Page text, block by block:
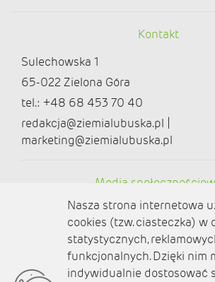
Kontakt
Sulechowska 1
65-022 Zielona Góra
tel.: +48 68 453 70 40
redakcja@ziemialubuska.pl |
marketing@ziemialubuska.pl
Media
O nas
Nasza strona internetowa
cookies (tzw. ciasteczka) w
statystycznych,
funkcjonalnych. Dzięki nim
indywidualnie dostosować